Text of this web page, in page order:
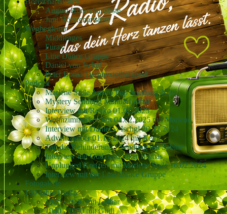
August Hörerchartsliste
Juni Hörerchartsliste
Wegbegleiter
Middleages
Furax
Line Dance Gruppe
Daniel von Ischgl
Peter Boma Tierphysiotherapeut
Podcast
Marlene Style Austro Pop Sendung 2026
Mystery Sendung Manu&Lothar
Interview mit Renko 01.02.2025
Wohnzimmerkonzert 04.02.2025 mit Marlene
Interview mit Daniel v. Ischgl 20.12.2024
Adventzauber 01.12.2024 mit Reini
Tag der Behinderung / Sendung mit Sabine
Interview mit Gudi und Peter Bomas
Unplugged Konzert mit Marlene Style 16.02.2024
Interview mit der Line Dance Gruppe
Fotogalerie
100 Jahre Radio
1920 - 1940 mit Lothar
1940 - 1950 mit Gudi